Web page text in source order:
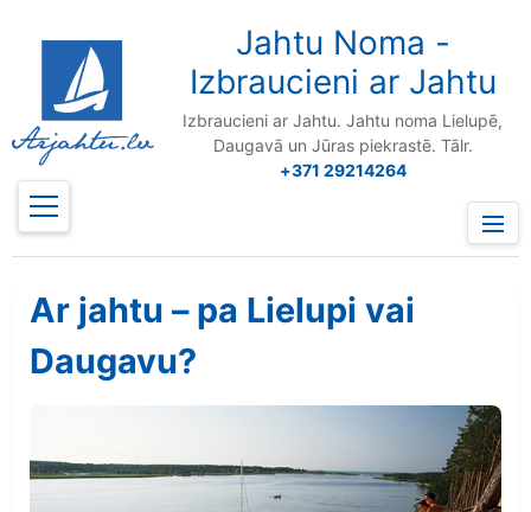
Jahtu Noma -
Izbraucieni ar Jahtu
Izbraucieni ar Jahtu. Jahtu noma Lielupē,
Daugavā un Jūras piekrastē. Tālr.
+371 29214264
Menu
Ar jahtu – pa Lielupi vai
Daugavu?